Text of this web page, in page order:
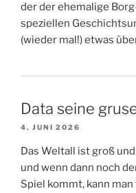
der der ehemalige
speziellen
(wieder mal!) etwas
Data seine
4. JUNI 2026
Das Weltall ist groß
und wenn dann noch
Spiel kommt, kann